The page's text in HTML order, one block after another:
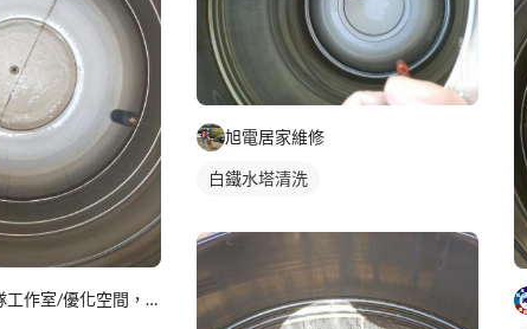
潔淨清潔團隊工作室/優化空間，專業專攻裝潢後細清，空屋入住退
旭電居家維修
白鐵水塔清洗